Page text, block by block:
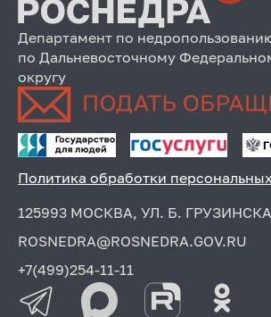
Департамент по
по Дальневосточному
округу
Политика обработки
125993 МОСКВА, УЛ. Б.
ROSNEDRA@ROSNEDRA.GOV.RU
+7(499)254-11-11